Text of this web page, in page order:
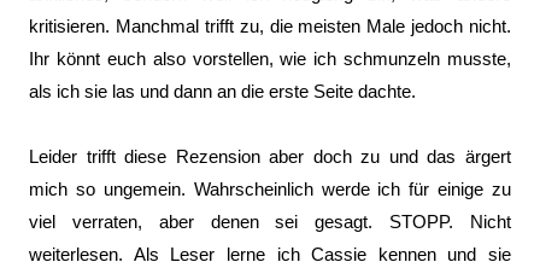
kritisieren. Manchmal trifft zu, die meisten Male jedoch nicht.
Ihr könnt euch also vorstellen, wie ich schmunzeln musste,
als ich sie las und dann an die erste Seite dachte.
Leider trifft diese Rezension aber doch zu und das ärgert
mich so ungemein. Wahrscheinlich werde ich für einige zu
viel verraten, aber denen sei gesagt. STOPP. Nicht
weiterlesen. Als Leser lerne ich Cassie kennen und sie